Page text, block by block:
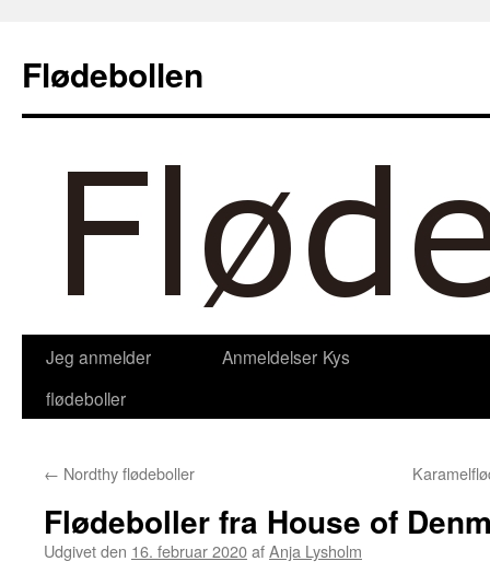
indhold
Flødebollen
Jeg anmelder
flødeboller
Anmeldelser Kys
← Nordthy flødeboller
Flødeboller fra House of
Udgivet den 16. februar 2020afAnja Lysholm